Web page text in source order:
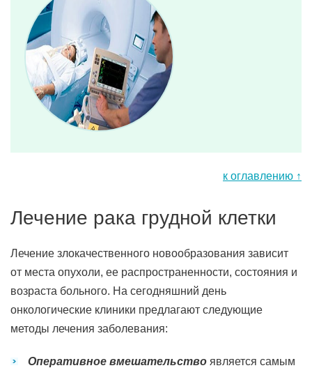
к оглавлению ↑
Лечение рака грудной клетки
Лечение злокачественного новообразования зависит
от места опухоли, ее распространенности, состояния и
возраста больного. На сегодняшний день
онкологические клиники предлагают следующие
методы лечения заболевания:
Оперативное вмешательство является самым